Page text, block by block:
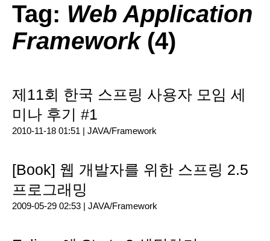
Tag: Web Application
Framework(4)
제11회 한국 스프링 사용자 모임 세
미나 후기 #1
2010-11-18 01:51 | JAVA/Framework
[Book] 웹 개발자를 위한 스프링 2.5
프로그래밍
2009-05-29 02:53 | JAVA/Framework